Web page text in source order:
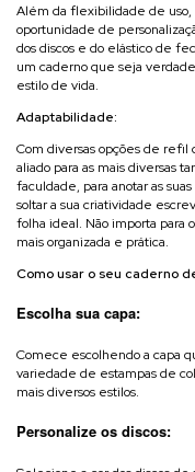
Além da flexibilidade de uso,
oportunidade de
dos discos e do elástico de
um caderno que seja
estilo de vida.
Adaptabilidade:
Com diversas opções de refil
aliado para as mais diversas
faculdade, para anotar as
soltar a sua criatividade
folha ideal. Não importa para
mais organizada e prática.
Como usar o seu caderno
Escolha sua capa:
Comece escolhendo a capa
variedade de estampas de
mais diversos estilos.
Personalize os discos: